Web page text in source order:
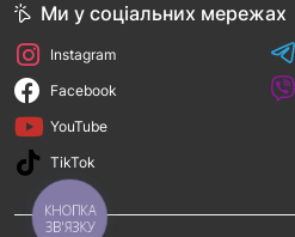
Ми у соціальних мережах
Instagram
Facebook
YouTube
TikTok
КНОПКА
ЗВ'ЯЗКУ